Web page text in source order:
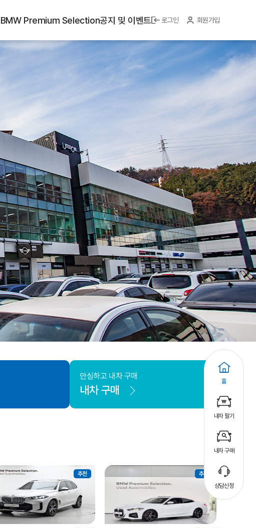
BMW Premium Selection공지 및 이벤트 로그인 회원가입
홈
내차 팔기
내차 구매
상담신청
안심하고 내차 구매
내차 구매
추천 추천